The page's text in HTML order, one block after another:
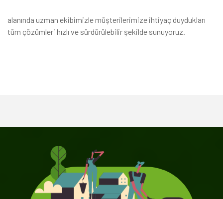
alanında uzman ekibimizle müşterilerimize ihtiyaç duydukları
tüm çözümleri hızlı ve sürdürülebilir şekilde sunuyoruz.